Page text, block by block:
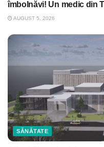
îmbolnăvi! Un medic din
AUGUST 5, 2026
SĂNĂTATE